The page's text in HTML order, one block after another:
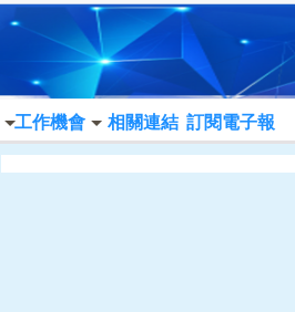
工作機會 相關連結 訂閱電子報